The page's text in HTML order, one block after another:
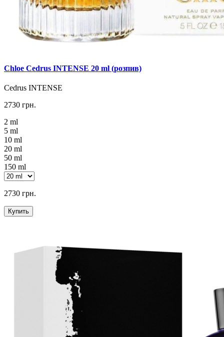
Chloe Cedrus INTENSE 20 ml (розпив)
Cedrus INTENSE
2730 грн.
2 ml
5 ml
10 ml
20 ml
50 ml
150 ml
2730 грн.
Купить